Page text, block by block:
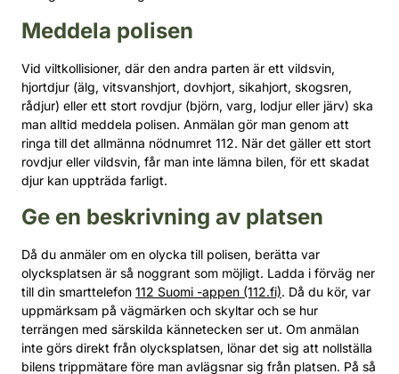
Meddela polisen
Vid viltkollisioner, där den andra parten är ett vildsvin,
hjortdjur (älg, vitsvanshjort, dovhjort, sikahjort, skogsren,
rådjur) eller ett stort rovdjur (björn, varg, lodjur eller järv) ska
man alltid meddela polisen. Anmälan gör man genom att
ringa till det allmänna nödnumret 112. När det gäller ett stort
rovdjur eller vildsvin, får man inte lämna bilen, för ett skadat
djur kan uppträda farligt.
Ge en beskrivning av platsen
Då du anmäler om en olycka till polisen, berätta var
olycksplatsen är så noggrant som möjligt. Ladda i förväg ner
till din smarttelefon 112 Suomi -appen (112.fi). Då du kör, var
uppmärksam på vägmärken och skyltar och se hur
terrängen med särskilda kännetecken ser ut. Om anmälan
inte görs direkt från olycksplatsen, lönar det sig att nollställa
bilens trippmätare före man avlägsnar sig från platsen. På så